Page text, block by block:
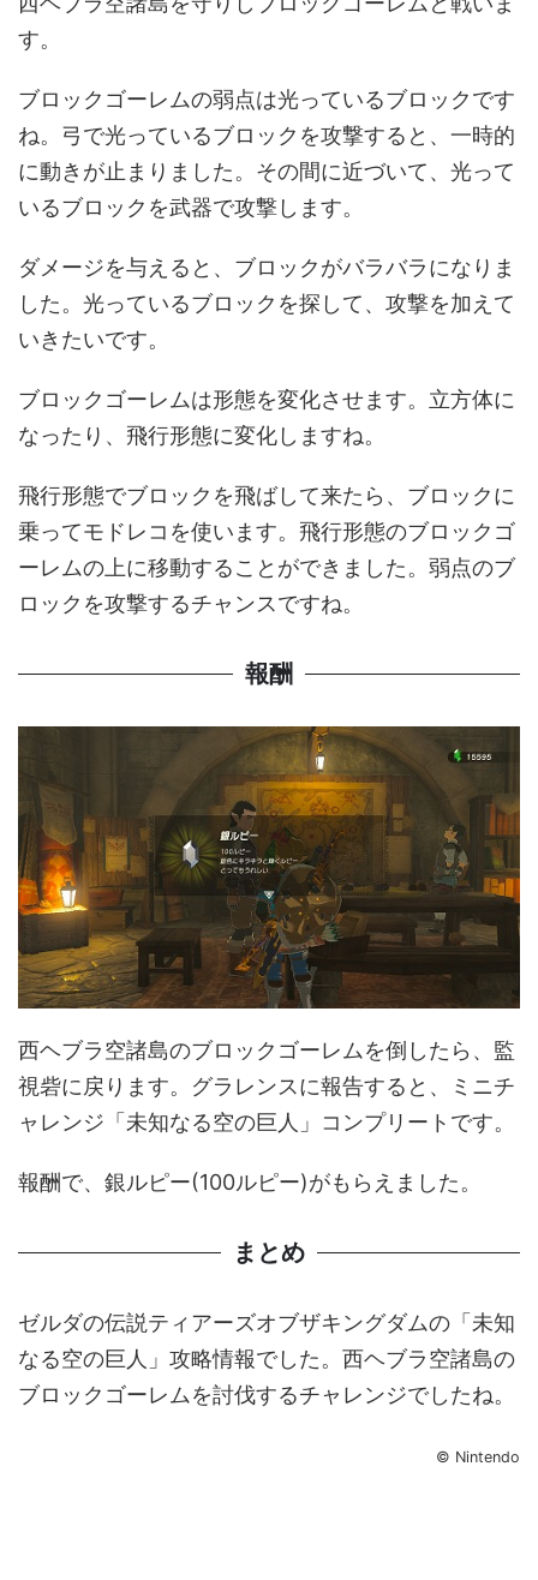
す。
ブロックゴーレムの弱点は光っているブロックです
ね。弓で光っているブロックを攻撃すると、一時的
に動きが止まりました。その間に近づいて、光って
いるブロックを武器で攻撃します。
ダメージを与えると、ブロックがバラバラになりま
した。光っているブロックを探して、攻撃を加えて
いきたいです。
ブロックゴーレムは形態を変化させます。立方体に
なったり、飛行形態に変化しますね。
飛行形態でブロックを飛ばして来たら、ブロックに
乗ってモドレコを使います。飛行形態のブロックゴ
ーレムの上に移動することができました。弱点のブ
ロックを攻撃するチャンスですね。
報酬
西ヘブラ空諸島のブロックゴーレムを倒したら、監
視砦に戻ります。グラレンスに報告すると、ミニチ
ャレンジ「未知なる空の巨人」コンプリートです。
報酬で、銀ルピー(100ルピー)がもらえました。
まとめ
ゼルダの伝説ティアーズオブザキングダムの「未知
なる空の巨人」攻略情報でした。西ヘブラ空諸島の
ブロックゴーレムを討伐するチャレンジでしたね。
© Nintendo